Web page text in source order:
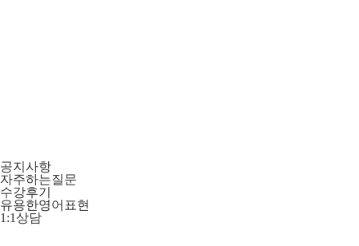
공지사항
자주하는질문
수강후기
유용한영어표현
1:1상담